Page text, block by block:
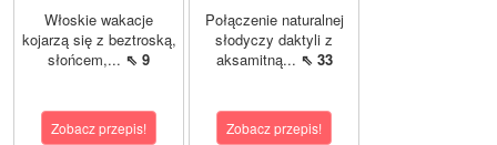
Włoskie wakacje
kojarzą się z beztroską,
słońcem,... ⇖ 9
Zobacz przepis!
Połączenie naturalnej
słodyczy daktyli z
aksamitną... ⇖ 33
Zobacz przepis!